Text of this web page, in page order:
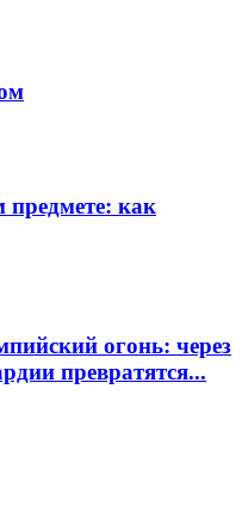
предмете: как
огонь: через
превратятся...